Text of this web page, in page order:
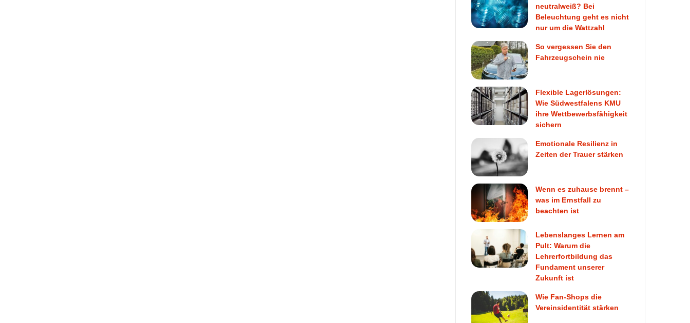
neutralweiß? Bei
Beleuchtung geht es nicht
nur um die Wattzahl
So vergessen Sie den
Fahrzeugschein nie
Flexible Lagerlösungen:
Wie Südwestfalens KMU
ihre Wettbewerbsfähigkeit
sichern
Emotionale Resilienz in
Zeiten der Trauer stärken
Wenn es zuhause brennt –
was im Ernstfall zu
beachten ist
Lebenslanges Lernen am
Pult: Warum die
Lehrerfortbildung das
Fundament unserer
Zukunft ist
Wie Fan-Shops die
Vereinsidentität stärken